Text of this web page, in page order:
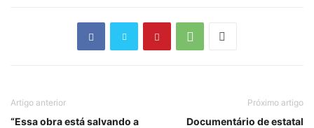
Artigo anterior
“Essa obra está salvando a
Próximo artigo
Documentário de estatal